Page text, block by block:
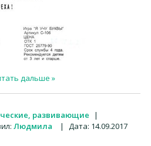
дальше »
развивающие
|
Людмила | Дата: 14.09.2017